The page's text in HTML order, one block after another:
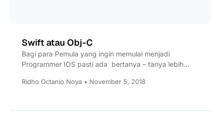
Swift atau Obj-C
Bagi para Pemula yang ingin memulai menjadi
Programmer IOS pasti ada bertanya – tanya lebih
Ridho Octanio Noya • November 5, 2018